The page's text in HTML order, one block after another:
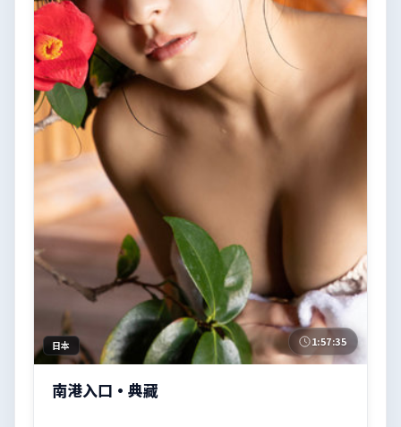
日本 1:57:35
南港入口·典藏